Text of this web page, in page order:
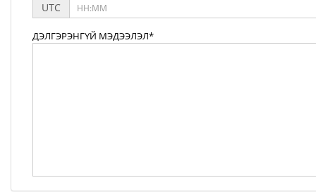
UTC
ДЭЛГЭРЭНГҮЙ МЭДЭЭЛЭЛ*